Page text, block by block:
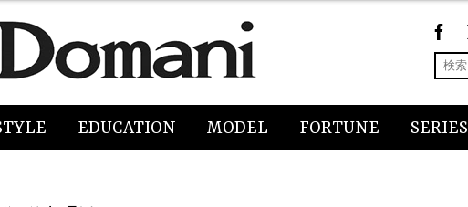
EDUCATION MODEL FORTUNE SERIES